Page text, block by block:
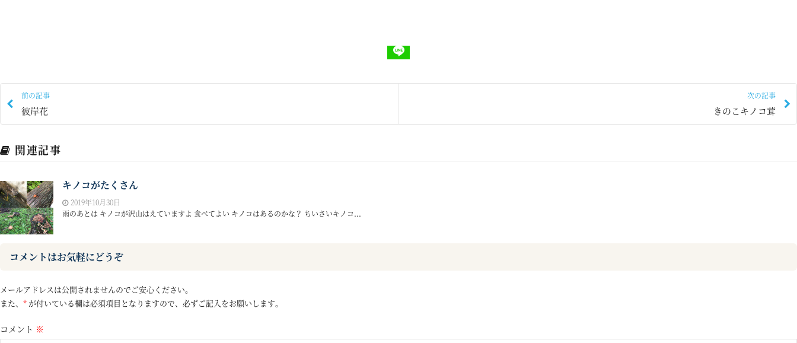
前の記事
彼岸花
次の記事
きのこキノコ茸
関連記事
キノコがたくさん
2019年10月30日
雨のあとは キノコが沢山はえていますよ 食べてよい キノコはあるのかな？ ちいさいキノコ...
コメントはお気軽にどうぞ
メールアドレスは公開されませんのでご安心ください。
また、 * が付いている欄は必須項目となりますので、必ずご記入をお願いします。
コメント ※